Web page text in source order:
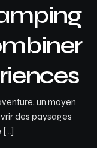
un moyen
des paysages
[…]